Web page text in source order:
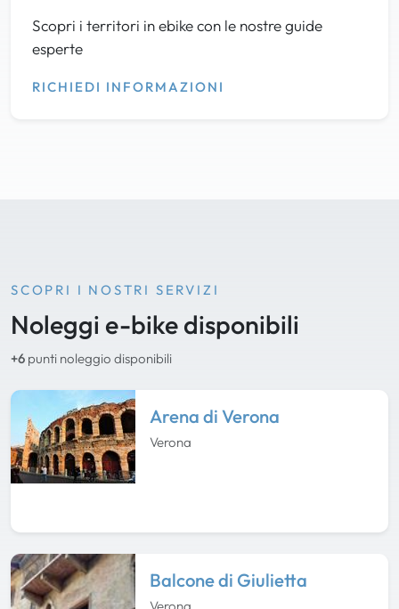
Scopri i territori in ebike con le nostre guide
esperte
RICHIEDI INFORMAZIONI
SCOPRI I NOSTRI SERVIZI
Noleggi e-bike disponibili
+6 punti noleggio disponibili
Arena di Verona
Verona
Balcone di Giulietta